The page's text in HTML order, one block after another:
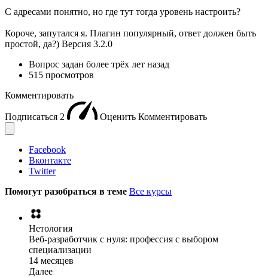
С адресами понятно, но где тут тогда уровень настроить?
Короче, запутался я. Плагин популярный, ответ должен быть
простой, да?) Версия 3.2.0
Вопрос задан более трёх лет назад
515 просмотров
Комментировать
Подписаться 2 Оценить Комментировать
Facebook
Вконтакте
Twitter
Помогут разобраться в теме Все курсы
Нетология
Веб-разработчик с нуля: профессия с выбором
специализации
14 месяцев
Далее